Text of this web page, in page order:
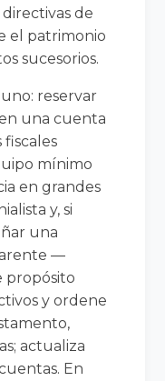
de
el patrimonio
sucesorios.
reservar
una cuenta
fiscales
mínimo
en grandes
y, si
una
—
propósito
y ordene
actualiza
En